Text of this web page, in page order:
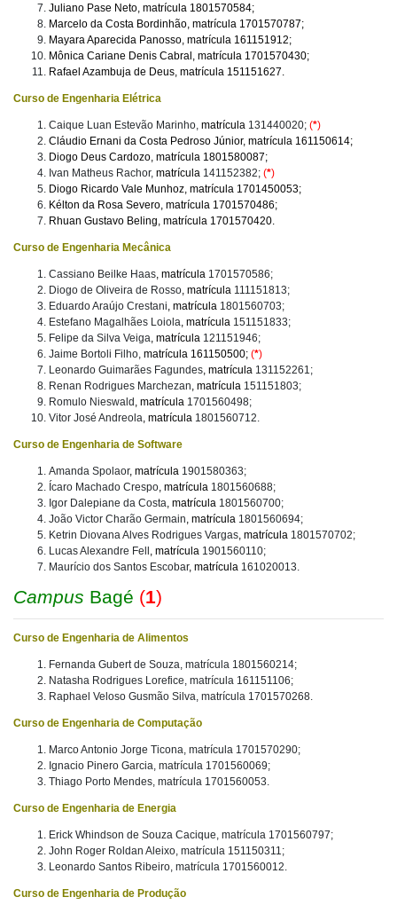
Juliano Pase Neto, matrícula 1801570584;
Marcelo da Costa Bordinhão, matrícula 1701570787;
Mayara Aparecida Panosso, matrícula 161151912;
Mônica Cariane Denis Cabral, matrícula 1701570430;
Rafael Azambuja de Deus, matrícula 151151627.
Curso de Engenharia Elétrica
Caique Luan Estevão Marinho, matrícula 131440020; (*)
Cláudio Ernani da Costa Pedroso Júnior, matrícula 161150614;
Diogo Deus Cardozo, matrícula 1801580087;
Ivan Matheus Rachor, matrícula 141152382; (*)
Diogo Ricardo Vale Munhoz, matrícula 1701450053;
Kélton da Rosa Severo, matrícula 1701570486;
Rhuan Gustavo Beling, matrícula 1701570420.
Curso de Engenharia Mecânica
Cassiano Beilke Haas, matrícula 1701570586;
Diogo de Oliveira de Rosso, matrícula 111151813;
Eduardo Araújo Crestani, matrícula 1801560703;
Estefano Magalhães Loiola, matrícula 151151833;
Felipe da Silva Veiga, matrícula 121151946;
Jaime Bortoli Filho, matrícula 161150500; (*)
Leonardo Guimarães Fagundes, matrícula 131152261;
Renan Rodrigues Marchezan, matrícula 151151803;
Romulo Nieswald , matrícula 1701560498;
Vitor José Andreola, matrícula 1801560712.
Curso de Engenharia de Software
Amanda Spolaor, matrícula 1901580363;
Ícaro Machado Crespo, matrícula 1801560688;
Igor Dalepiane da Costa, matrícula 1801560700;
João Victor Charão Germain, matrícula 1801560694;
Ketrin Diovana Alves Rodrigues Vargas, matrícula 1801570702;
Lucas Alexandre Fell , matrícula 1901560110;
Maurício dos Santos Escobar, matrícula 161020013.
Campus Bagé (1)
Curso de Engenharia de Alimentos
Fernanda Gubert de Souza, matrícula 1801560214;
Natasha Rodrigues Lorefice, matrícula 161151106;
Raphael Veloso Gusmão Silva, matrícula 1701570268.
Curso de Engenharia de Computação
Marco Antonio Jorge Ticona, matrícula 1701570290;
Ignacio Pinero Garcia, matrícula 1701560069;
Thiago Porto Mendes, matrícula 1701560053.
Curso de Engenharia de Energia
Erick Whindson de Souza Cacique, matrícula 1701560797;
John Roger Roldan Aleixo, matrícula 151150311;
Leonardo Santos Ribeiro, matrícula 1701560012.
Curso de Engenharia de Produção